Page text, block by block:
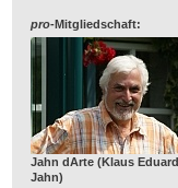
pro-Mitgliedschaft:
Jahn dArte (Klaus Eduard
Jahn)